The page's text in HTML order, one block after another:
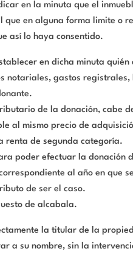
en la minuta que el
que en alguna forma limite o
así lo haya consentido.
en dicha minuta
notariales, gastos
de la donación, cabe
al mismo precio de
renta de segunda categoría.
poder efectuar la donación
al año en que
de ser el caso.
de alcabala.
la titular de la
a su nombre, sin la